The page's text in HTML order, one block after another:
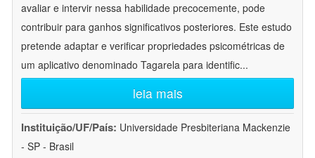
avaliar e intervir nessa habilidade precocemente, pode
contribuir para ganhos significativos posteriores. Este estudo
pretende adaptar e verificar propriedades psicométricas de
um aplicativo denominado Tagarela para identific...
leia mais
Instituição/UF/País: Universidade Presbiteriana Mackenzie
- SP - Brasil